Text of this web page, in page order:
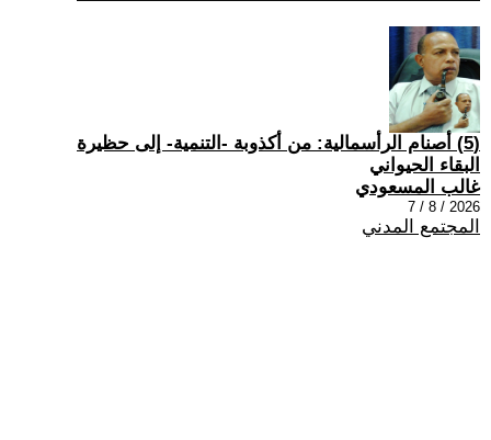
(5) أصنام الرأسمالية: من أكذوبة -التنمية- إلى حظيرة
البقاء الحيواني
غالب المسعودي
2026 / 8 / 7
المجتمع المدني